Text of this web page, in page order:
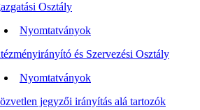
Osztály
Nyomtatványok
és Szervezési Osztály
Nyomtatványok
jegyzői irányítás alá tartozók